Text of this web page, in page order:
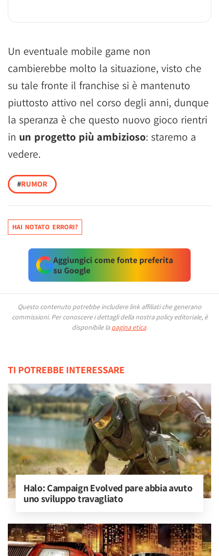
Un eventuale mobile game non
cambierebbe molto la situazione, visto che
su tale fronte il franchise si è mantenuto
piuttosto attivo nel corso degli anni, dunque
la speranza è che questo nuovo gioco rientri
in un progetto più ambizioso: staremo a
vedere.
#RUMOR
HAI NOTATO ERRORI?
Aggiungici come fonte preferita
su Google
Questo contenuto potrebbe includere link affiliati che generano
commissioni. Per conoscere i dettagli della nostra policy editoriale, è
disponibile la pagina etica.
TI POTREBBE INTERESSARE
Halo: Campaign Evolved pare abbia avuto
uno sviluppo travagliato